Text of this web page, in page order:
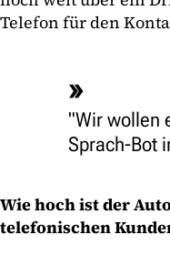
Telefon für den
"Wir wollen
Sprach-Bot
Wie hoch ist der
telefonischen